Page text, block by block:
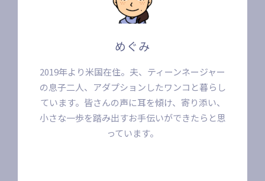
めぐみ
2019年より米国在住。夫、ティーンネージャー
の息子二人、アダプションしたワンコと暮らし
ています。皆さんの声に耳を傾け、寄り添い、
小さな一歩を踏み出すお手伝いができたらと思
っています。